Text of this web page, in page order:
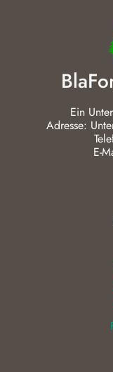
Ein
Adresse:
E-